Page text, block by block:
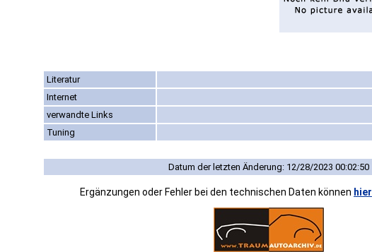
Literatur
Internet
verwandte Links
Tuning
Datum der letzten Änderung: 12/28/2023 00:02:50
Ergänzungen oder Fehler bei den technischen Daten können hier